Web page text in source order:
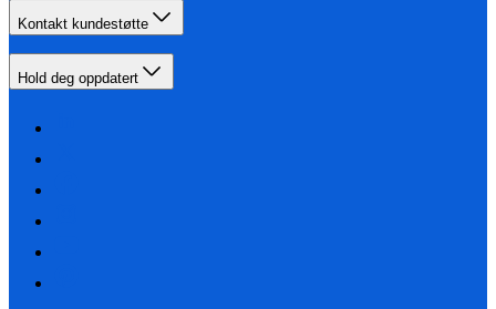
Kontakt kundestøtte
Hold deg oppdatert